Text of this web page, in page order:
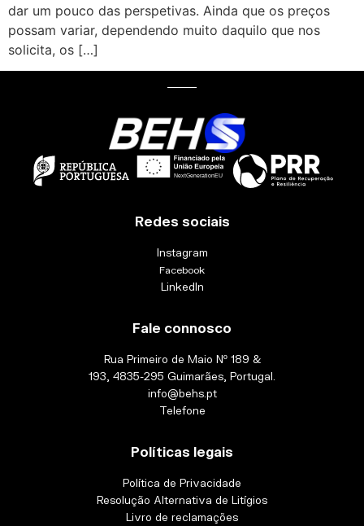
dar um pouco das perspetivas. Ainda que os preços
possam variar, dependendo muito daquilo que nos
solicita, os […]
Redes sociais
Instagram
Facebook
LinkedIn
Fale connosco
Rua Primeiro de Maio Nº 189 &
193, 4835-295 Guimarães, Portugal.
info@behs.pt
Telefone
Políticas legais
Política de Privacidade
Resolução Alternativa de Litígios
Livro de reclamações